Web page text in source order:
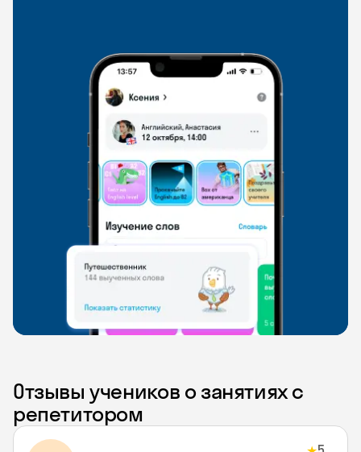
Отзывы учеников о занятиях с
репетитором